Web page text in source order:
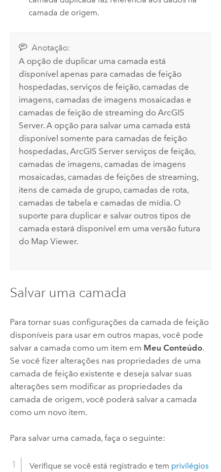
camada de origem.
Anotação:
A opção de duplicar uma camada está
disponível apenas para camadas de feição
hospedadas, serviços de feição, camadas de
imagens, camadas de imagens mosaicadas e
camadas de feição de streaming doArcGIS
Server. A opção para salvar uma camada está
disponível somente para camadas de feição
hospedadas,ArcGIS Server serviços de feição,
camadas de imagens, camadas de imagens
mosaicadas, camadas de feições de streaming,
itens de camada de grupo, camadas de rota,
camadas de tabela e camadas de mídia. O
suporte para duplicar e salvar outros tipos de
camada estará disponível em uma versão futura
do Map Viewer.
Salvar uma camada
Para tornar suas configurações da camada de feição
disponíveis para usar em outros mapas, você pode
salvar a camada como um item em Meu Conteúdo.
Se você fizer alterações nas propriedades de uma
camada de feição existente e deseja salvar suas
alterações sem modificar as propriedades da
camada de origem, você poderá salvar a camada
como um novo item.
Para salvar uma camada, faça o seguinte:
Verifique se você está registrado e tem privilégios